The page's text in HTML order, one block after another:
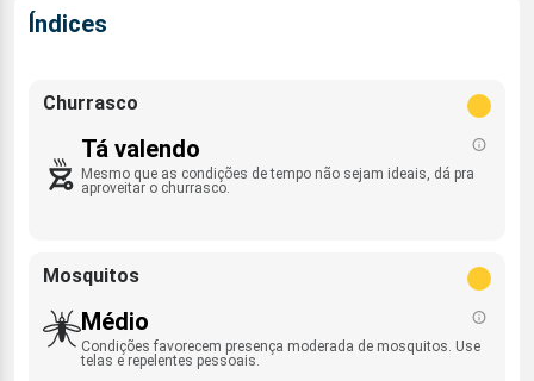
Índices
Churrasco
Tá valendo
Mesmo que as condições de tempo não sejam ideais, dá pra
aproveitar o churrasco.
Mosquitos
Médio
Condições favorecem presença moderada de mosquitos. Use
telas e repelentes pessoais.